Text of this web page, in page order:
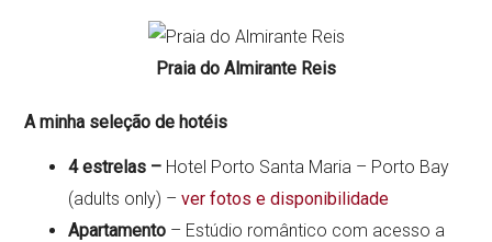
Praia do Almirante Reis
A minha seleção de hotéis
4 estrelas – Hotel Porto Santa Maria – Porto Bay
(adults only) –ver fotos e disponibilidade
Apartamento – Estúdio romântico com acesso a